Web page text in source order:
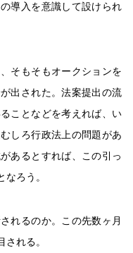
導入を意識して設けられ
そもそもオークションを
出された。法案提出の流
ことなどを考えれば、い
しろ行政法上の問題があ
あるとすれば、この引っ
ろう。
れるのか。この先数ヶ月
れる。